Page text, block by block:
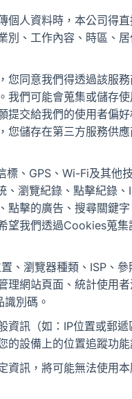
人資料時，本公司得直
別、工作內容、時區、
同意我們得透過該服
們可能會蒐集或儲存
交給我們的使用者偏
儲存在第三方服務供
、GPS、Wi-Fi及其他
瀏覽紀錄、點擊紀錄、
點擊的廣告、搜尋關鍵
望我們透過Cookies蒐
、瀏覽器種類、ISP、
網站頁面、統計使用
別碼。
訊（如：IP位置或郵
設備上的位置追蹤功
訊，將可能無法使用本